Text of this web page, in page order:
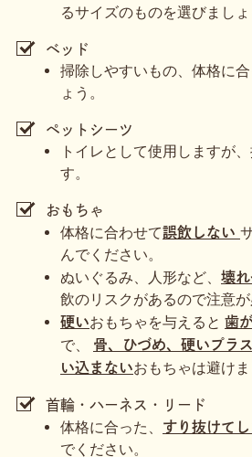
るサイズのものを選びましょ
ベッド
掃除しやすいもの、体格に
ょう。
ペットシーツ
トイレとして使用しますが
す。
おもちゃ
体格に合わせて誤飲しない
んでください。
ぬいぐるみ、人形など、 壊
飲のリスクがあるので注意が
硬いおもちゃを与えると 歯
で、
骨、ひづめ、硬いプラ
い込まないおもちゃは避けま
首輪・ハーネス・リード
体格に合った、 すり抜けて
でください。